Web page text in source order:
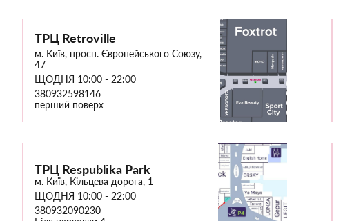
ТРЦ Retroville
м. Київ, просп. Європейського Союзу,
47
ЩОДНЯ 10:00 - 22:00
380932598146
перший поверх
ТРЦ Respublika Park
м. Київ, Кільцева дорога, 1
ЩОДНЯ 10:00 - 22:00
380932090230